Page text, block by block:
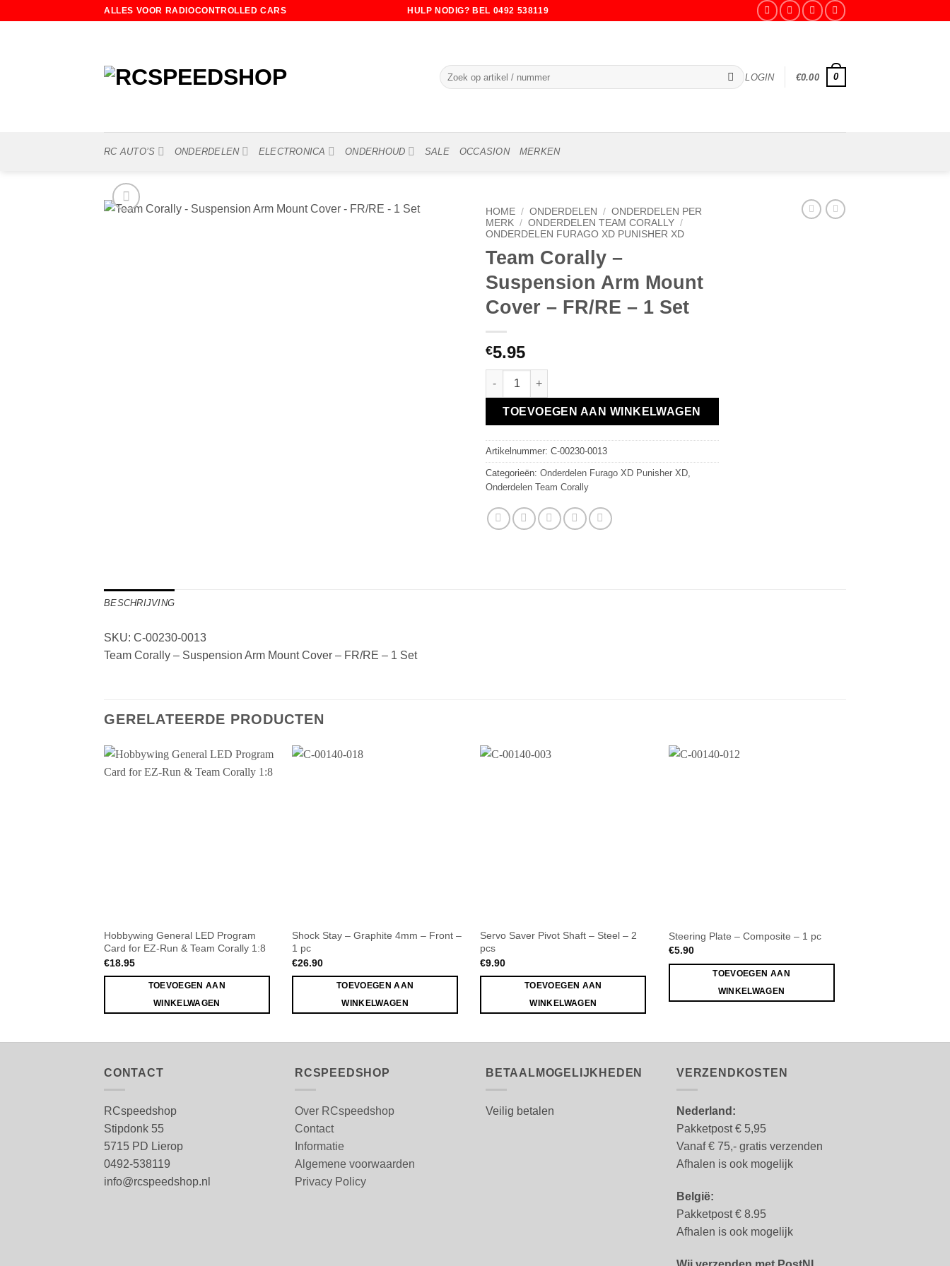
ALLES VOOR RADIOCONTROLLED CARS HULP NODIG? BEL 0492 538119
Zoeken
naar:
LOGIN €0.00 0
RC AUTO’S ONDERDELEN ELECTRONICA ONDERHOUD SALE OCCASION MERKEN
HOME / ONDERDELEN / ONDERDELEN PER
MERK / ONDERDELEN TEAM CORALLY /
ONDERDELEN FURAGO XD PUNISHER XD
Team Corally –
Suspension Arm Mount
Cover – FR/RE – 1 Set
€5.95
Team Corally - Suspension Arm Mount Cover - FR/RE - 1 Set aantal
TOEVOEGEN AAN WINKELWAGEN
Artikelnummer: C-00230-0013
Categorieën: Onderdelen Furago XD Punisher XD
Onderdelen Team Corally
BESCHRIJVING
SKU: C-00230-0013
Team Corally – Suspension Arm Mount Cover – FR/RE – 1 Set
GERELATEERDE PRODUCTEN
Hobbywing General LED Program
Card for EZ-Run & Team Corally 1:8
€18.95
TOEVOEGEN AAN
WINKELWAGEN
Shock Stay – Graphite 4mm – Front –
1 pc
€26.90
TOEVOEGEN AAN
WINKELWAGEN
Servo Saver Pivot Shaft – Steel – 2
pcs
€9.90
TOEVOEGEN AAN
WINKELWAGEN
Steering Plate – Composite – 1 pc
€5.90
TOEVOEGEN AAN
WINKELWAGEN
CONTACT
RCspeedshop
Stipdonk 55
5715 PD Lierop
0492-538119
info@rcspeedshop.nl
RCSPEEDSHOP
Over RCspeedshop
Contact
Informatie
Algemene voorwaarden
Privacy Policy
BETAALMOGELIJKHEDEN
Veilig betalen
VERZENDKOSTEN
Nederland:
Pakketpost € 5,95
Vanaf € 75,- gratis verzenden
Afhalen is ook mogelijk
België:
Pakketpost € 8.95
Afhalen is ook mogelijk